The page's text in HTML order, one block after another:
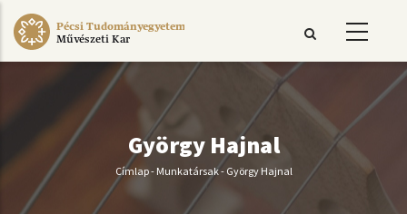
Ugrás
Pécsi Tudományegyetem
Művészeti Kar
György Hajnal
Morzsa
Címlap- Munkatársak- György Hajnal